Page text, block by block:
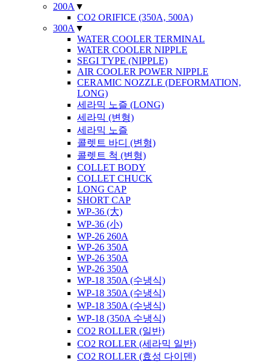
200A ▼
CO2 ORIFICE (350A, 500A)
300A ▼
WATER COOLER TERMINAL
WATER COOLER NIPPLE
SEGI TYPE (NIPPLE)
AIR COOLER POWER NIPPLE
CERAMIC NOZZLE (DEFORMATION,
LONG)
세라믹 노즐 (LONG)
세라믹 (변형)
세라믹 노즐
콜렛트 바디 (변형)
콜렛트 척 (변형)
COLLET BODY
COLLET CHUCK
LONG CAP
SHORT CAP
WP-36 (大)
WP-36 (小)
WP-26 260A
WP-26 350A
WP-26 350A
WP-26 350A
WP-18 350A (수냉식)
WP-18 350A (수냉식)
WP-18 350A (수냉식)
WP-18 (350A 수냉식)
CO2 ROLLER (일반)
CO2 ROLLER (세라믹 일반)
CO2 ROLLER (효성 다이덴)